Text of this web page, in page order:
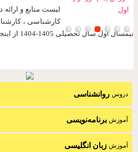
لیست منابع و
کارشناسی ،
نیمسال اول سال تحصیلی 1405-1404 از اینجا دانلود کنید
دروس روانشناسی
آموزش برنامه‌نویسی
آموزش زبان انگلیسی